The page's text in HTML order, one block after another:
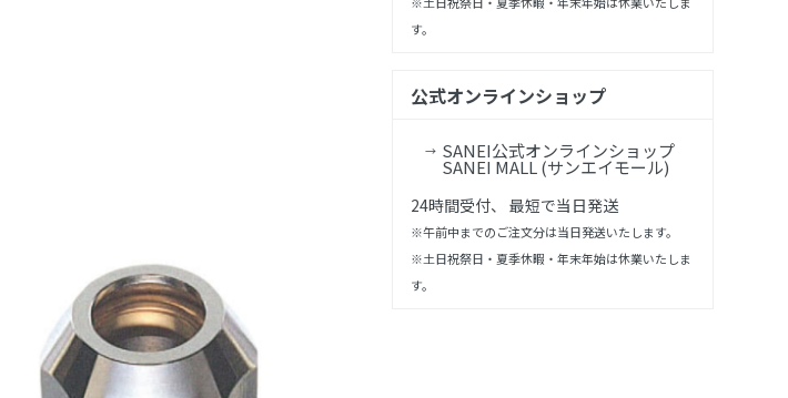
す。
公式オンラインショップ
SANEI公式オンラインショップ
SANEI MALL (サンエイモール)
24時間受付、 最短で当日発送
※午前中までのご注文分は当日発送いたします。
※土日祝祭日・夏季休暇・年末年始は休業いたしま
す。